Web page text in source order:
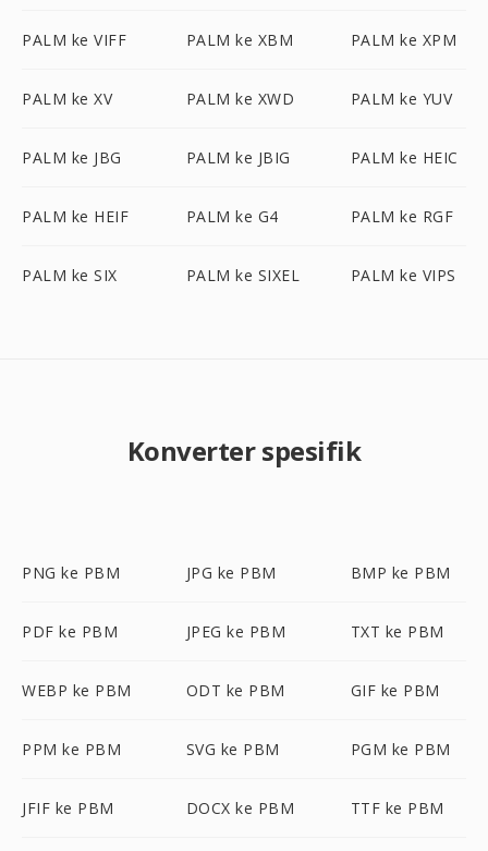
PALM ke VIFF PALM ke XBM PALM ke XPM
PALM ke XV PALM ke XWD PALM ke YUV
PALM ke JBG PALM ke JBIG PALM ke HEIC
PALM ke HEIF PALM ke G4 PALM ke RGF
PALM ke SIX PALM ke SIXEL PALM ke VIPS
Konverter spesifik
PNG ke PBM JPG ke PBM BMP ke PBM
PDF ke PBM JPEG ke PBM TXT ke PBM
WEBP ke PBM ODT ke PBM GIF ke PBM
PPM ke PBM SVG ke PBM PGM ke PBM
JFIF ke PBM DOCX ke PBM TTF ke PBM